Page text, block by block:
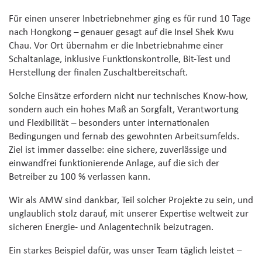
Für einen unserer Inbetriebnehmer ging es für rund 10 Tage
nach Hongkong – genauer gesagt auf die Insel Shek Kwu
Chau. Vor Ort übernahm er die Inbetriebnahme einer
Schaltanlage, inklusive Funktionskontrolle, Bit-Test und
Herstellung der finalen Zuschaltbereitschaft.
Solche Einsätze erfordern nicht nur technisches Know-how,
sondern auch ein hohes Maß an Sorgfalt, Verantwortung
und Flexibilität – besonders unter internationalen
Bedingungen und fernab des gewohnten Arbeitsumfelds.
Ziel ist immer dasselbe: eine sichere, zuverlässige und
einwandfrei funktionierende Anlage, auf die sich der
Betreiber zu 100 % verlassen kann.
Wir als AMW sind dankbar, Teil solcher Projekte zu sein, und
unglaublich stolz darauf, mit unserer Expertise weltweit zur
sicheren Energie- und Anlagentechnik beizutragen.
Ein starkes Beispiel dafür, was unser Team täglich leistet –